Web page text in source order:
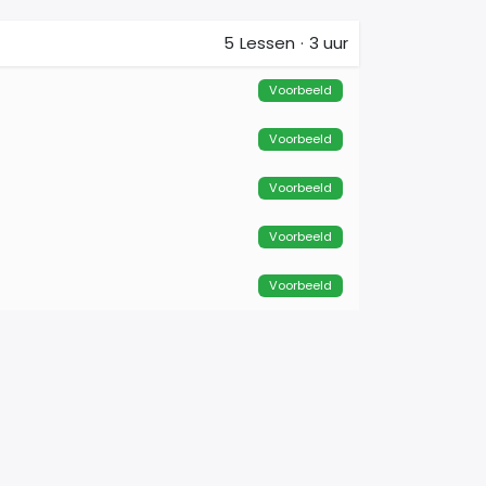
5 Lessen · 3 uur
Voorbeeld
Voorbeeld
Voorbeeld
Voorbeeld
Voorbeeld